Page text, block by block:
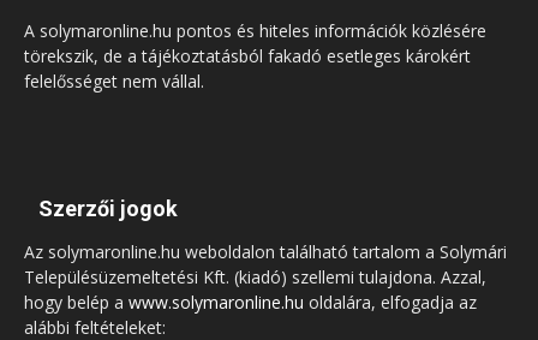
A solymaronline.hu pontos és hiteles információk közlésére
törekszik, de a tájékoztatásból fakadó esetleges károkért
felelősséget nem vállal.
Szerzői jogok
Az solymaronline.hu weboldalon található tartalom a Solymári
Településüzemeltetési Kft. (kiadó) szellemi tulajdona. Azzal,
hogy belép a www.solymaronline.hu oldalára, elfogadja az
alábbi feltételeket: